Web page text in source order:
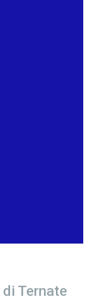
di Ternate